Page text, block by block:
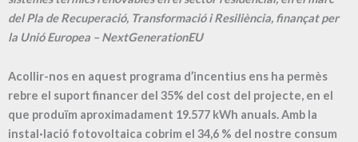
del Pla de Recuperació, Transformació i Resiliència, finançat per
la Unió Europea – NextGenerationEU
Acollir-nos en aquest programa d’incentius ens ha permès
rebre el suport financer del 35% del cost del projecte, en el
que produïm aproximadament 19.577 kWh anuals. Amb la
instal·lació fotovoltaica cobrim el 34,6 % del nostre consum